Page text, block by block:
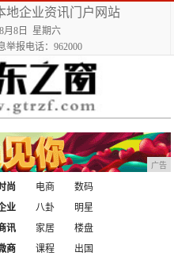
地企业资讯门户网站
月8日 星期六
举报电话：962000
广告
尚 电商
数码
业
八卦
明星
讯 家居
楼盘
商
课程
出国